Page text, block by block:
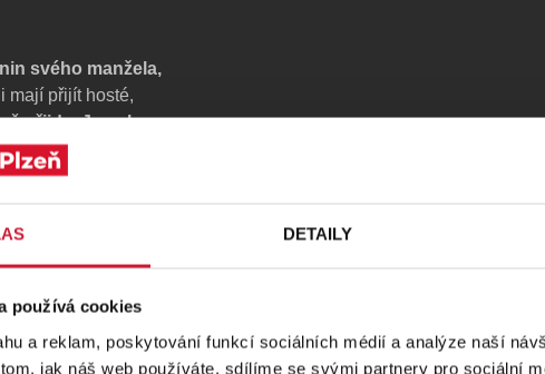
DETAILY
používá cookies
a reklam, poskytování funkcí sociálních médií a analýze naší
jak náš web používáte, sdílíme se svými partnery pro sociální
svého manžela,
mají přijít hosté,
přijde, Jean ho
do Barcelony!
sebral cizí kufřík
objeví dva policisté,
se zběsilá hra na
Cooneyho, který
her, ale i rádiových